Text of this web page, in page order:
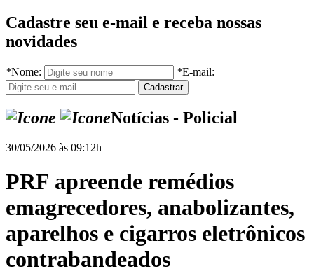
Cadastre seu e-mail e receba nossas
novidades
*Nome: *E-mail:
Notícias - Policial
30/05/2026 às 09:12h
PRF apreende remédios
emagrecedores, anabolizantes,
aparelhos e cigarros eletrônicos
contrabandeados